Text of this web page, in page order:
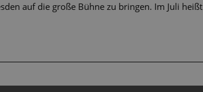
auf die große Bühne zu bringen. Im Juli